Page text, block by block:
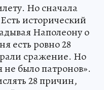
Но сначала
исторический
Наполеону о
есть ровно 28
сражение. Но
не было патронов».
28 причин,